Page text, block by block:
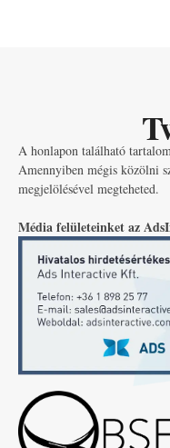
A honlapon található
Amennyiben mégis közölni
megjelölésével megteheted.
Média felületeinket az